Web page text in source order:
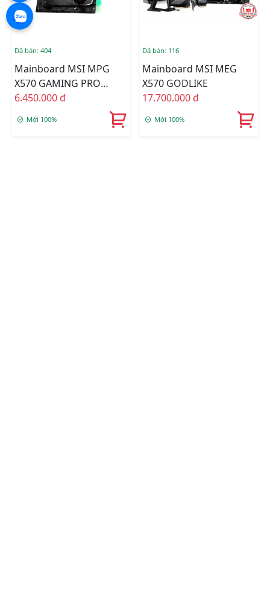
Đã bán: 404
Mainboard MSI MPG
X570 GAMING PRO
CARBON WIFI
6.450.000 đ
Mới 100%
Đã bán: 116
Mainboard MSI MEG
X570 GODLIKE
17.700.000 đ
Mới 100%